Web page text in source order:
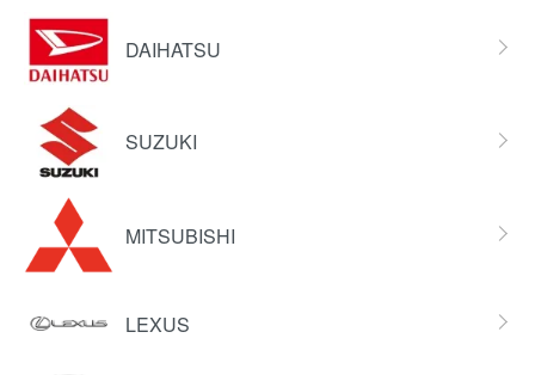
DAIHATSU
SUZUKI
MITSUBISHI
LEXUS